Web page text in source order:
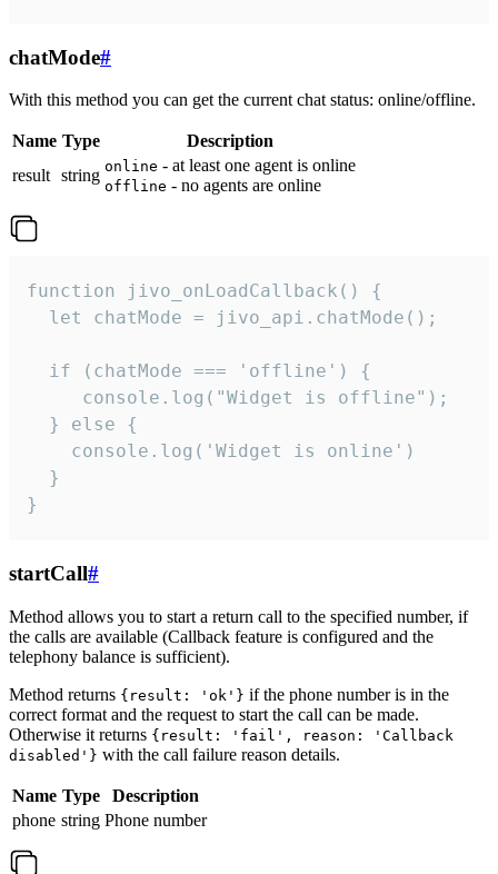
chatMode#
With this method you can get the current chat status: online/offline.
Name Type
Description
result string online - at least one agent is online
offline - no agents are online
function jivo_onLoadCallback() {
  let chatMode = jivo_api.chatMode();
  if (chatMode === 'offline') {
     console.log("Widget is offline");
  } else {
    console.log('Widget is online')
  }
}
startCall#
Method allows you to start a return call to the specified number, if
the calls are available (Callback feature is configured and the
telephony balance is sufficient).
Method returns {result: 'ok'} if the phone number is in the
correct format and the request to start the call can be made.
Otherwise it returns {result: 'fail', reason: 'Callback
disabled'} with the call failure reason details.
Name Type
Description
phone string Phone number